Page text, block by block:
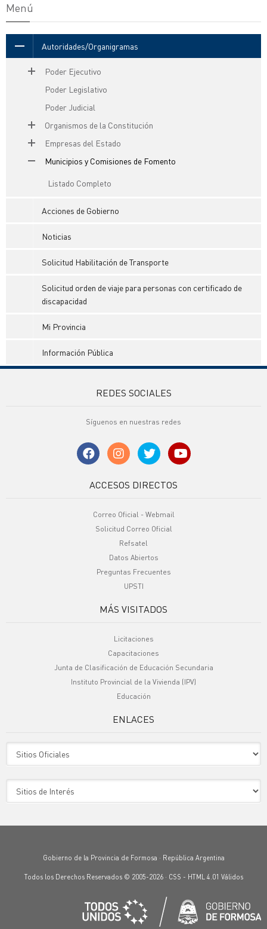
Menú
Autoridades/Organigramas
Poder Ejecutivo
Poder Legislativo
Poder Judicial
Organismos de la Constitución
Empresas del Estado
Municipios y Comisiones de Fomento
Listado Completo
Acciones de Gobierno
Noticias
Solicitud Habilitación de Transporte
Solicitud orden de viaje para personas con certificado de
discapacidad
Mi Provincia
Información Pública
REDES SOCIALES
Síguenos en nuestras redes
ACCESOS DIRECTOS
Correo Oficial - Webmail
Solicitud Correo Oficial
Refsatel
Datos Abiertos
Preguntas Frecuentes
UPSTI
MÁS VISITADOS
Licitaciones
Capacitaciones
Junta de Clasificación de Educación Secundaria
Instituto Provincial de la Vivienda (IPV)
Educación
ENLACES
Gobierno de la Provincia de Formosa · República Argentina
Todos los Derechos Reservados © 2005-2026 · CSS - HTML 4.01 Válidos